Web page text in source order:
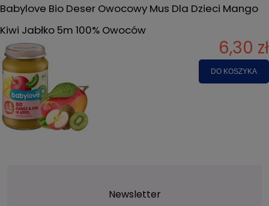
Babylove Bio Deser Owocowy Mus Dla Dzieci Mango
Kiwi Jabłko 5m 100% Owoców
6,30 zł
DO KOSZYKA
Newsletter